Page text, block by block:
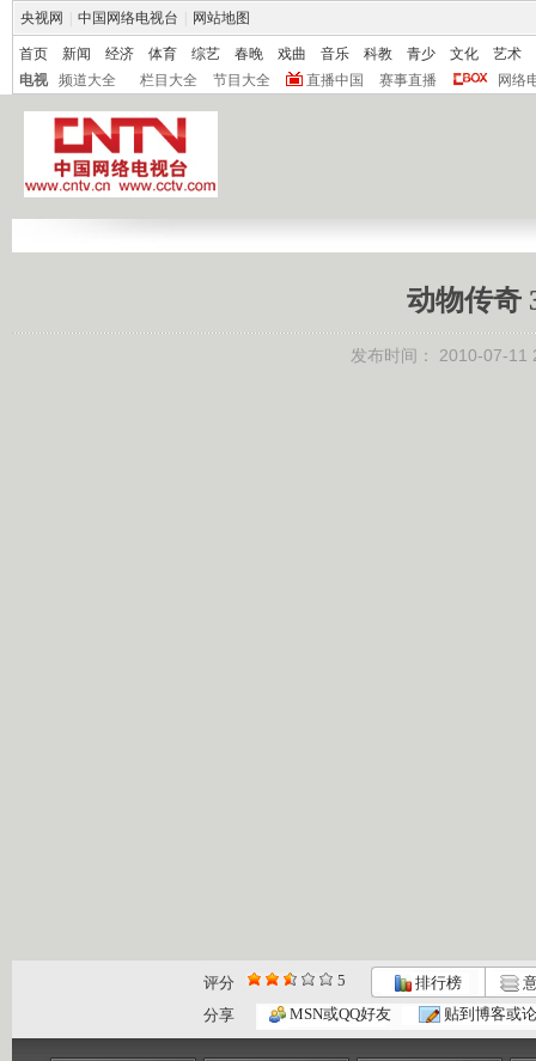
央视网 中国网络电视台 网站地图
首页 新闻 经济 体育 综艺 春晚 戏曲 音乐 科教 青少 文化
艺术
电视
频道大全 栏目大全 节目大全 直播中国 赛事直播 网络
动物传奇
发布时间： 2010-07-11
评分 5 排行榜
分享
MSN或QQ好友 贴到博客或